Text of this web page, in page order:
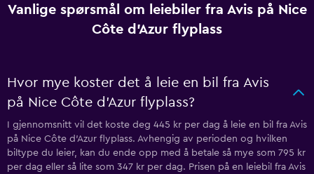
Vanlige spørsmål om leiebiler fra Avis på Nice
Côte d'Azur flyplass
Hvor mye koster det å leie en bil fra Avis
på Nice Côte d'Azur flyplass?
I gjennomsnitt vil det koste deg 445 kr per dag å leie en bil fra Avis
på Nice Côte d'Azur flyplass. Avhengig av perioden og hvilken
biltype du leier, kan du ende opp med å betale så mye som 795 kr
per dag eller så lite som 347 kr per dag. Prisen på en leiebil fra Avis